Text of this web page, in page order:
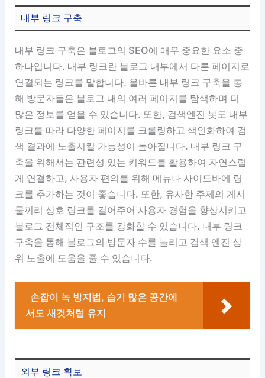
내부 링크 구축
내부 링크 구축은 블로그의 SEO에 매우 중요한 요소 중
하나입니다. 내부 링크란 블로그 내부에서 다른 페이지로
연결되는 링크를 말합니다. 올바른 내부 링크 구축을 통
해 방문자들은 블로그 내의 여러 페이지를 탐색하며 더
많은 정보를 얻을 수 있습니다. 또한, 검색엔진 봇도 내부
링크를 따라 다양한 페이지를 크롤링하고 색인화하여 검
색 결과에 노출시킬 가능성이 높아집니다. 내부 링크 구
축을 위해서는 관련성 있는 키워드를 활용하여 자연스럽
게 연결하고, 사용자 편의를 위해 메뉴나 사이드바에 링
크를 추가하는 것이 좋습니다. 또한, 유사한 주제의 게시
물끼리 상호 링크를 걸어주어 사용자 경험을 향상시키고
블로그 전체적인 구조를 강화할 수 있습니다. 내부 링크
구축을 통해 블로그의 방문자 수를 늘리고 검색 엔진 상
위 노출에 도움을 줄 수 있습니다.
손잡이 녹 방지법, 습기 많은 공간에
서도 새것처럼 유지
외부 링크 확보